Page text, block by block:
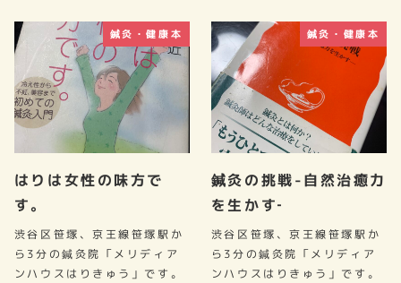
鍼灸・健康本
はりは女性の味方で
す。
渋谷区笹塚、京王線笹塚駅か
ら3分の鍼灸院「メリディア
ンハウスはりきゅう」です。
鍼灸・健康本
鍼灸の挑戦-自然治癒力
を生かす‐
渋谷区笹塚、京王線笹塚駅か
ら3分の鍼灸院「メリディア
ンハウスはりきゅう」です。